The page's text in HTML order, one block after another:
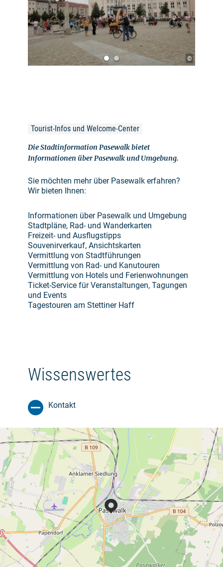
©
Tourist-Infos und Welcome-Center
Die Stadtinformation Pasewalk bietet
Informationen über Pasewalk und Umgebung.
Sie möchten mehr über Pasewalk erfahren?
Wir bieten Ihnen:
Informationen über Pasewalk und Umgebung
Stadtpläne, Rad- und Wanderkarten
Freizeit- und Ausflugstipps
Souvenirverkauf, Ansichtskarten
Vermittlung von Stadtführungen
Vermittlung von Rad- und Kanutouren
Vermittlung von Hotels und Ferienwohnungen
Ticket-Service für Veranstaltungen, Tagungen
und Events
Tagestouren am Stettiner Haff
Wissenswertes
Kontakt